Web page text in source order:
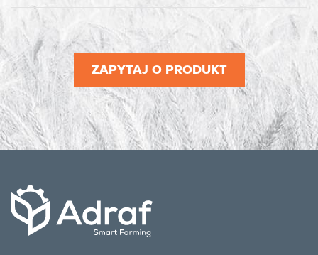
ZAPYTAJ O PRODUKT